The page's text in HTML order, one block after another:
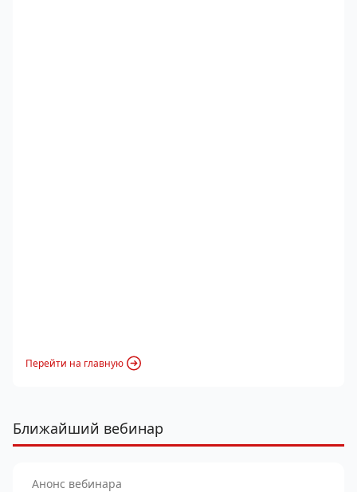
Перейти на главную
Ближайший вебинар
Анонс вебинара